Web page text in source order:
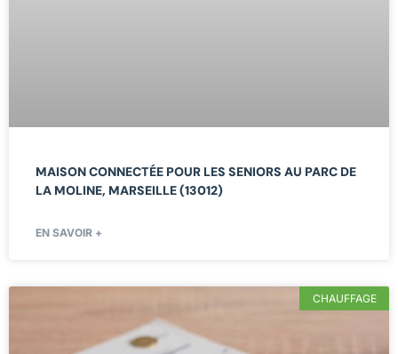
MAISON CONNECTÉE POUR LES SENIORS AU PARC DE
LA MOLINE, MARSEILLE (13012)
EN SAVOIR +
CHAUFFAGE